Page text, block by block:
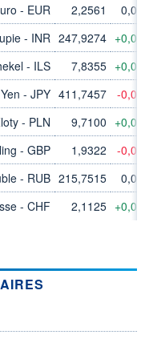
- EUR 2,2561
- INR 247,9274
- ILS 7,8355
Yen - JPY 411,7457 -
- PLN 9,7100
- GBP 1,9322 -
- RUB 215,7515
- CHF 2,1125